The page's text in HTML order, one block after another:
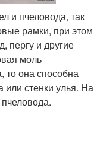
и пчеловода, так
рамки, при этом
пергу и другие
моль
то она способна
стенки улья. На